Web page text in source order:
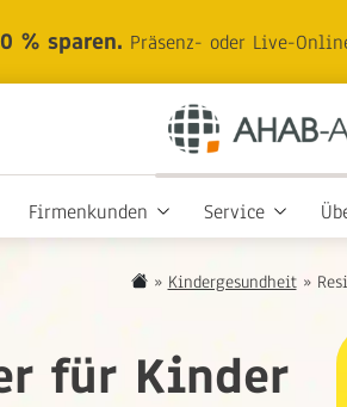
% sparen. Präsenz- oder Live-
Firmenkunden Service
» Kindergesundheit»
für Kinder